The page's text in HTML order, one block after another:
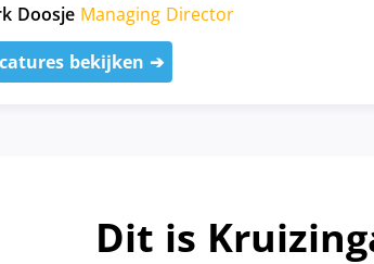
Doosje Managing Director
bekijken
Dit is